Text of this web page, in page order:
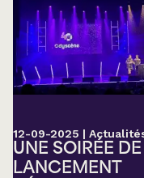
12-09-2025 |
UNE SOIRÉE DE
LANCEMENT